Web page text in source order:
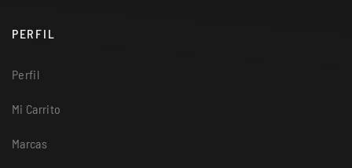
PERFIL
Perfil
Mi Carrito
Marcas